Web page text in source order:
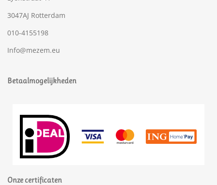
3047AJ Rotterdam
010-4155198
Info@mezem.eu
Betaalmogelijkheden
Onze certificaten